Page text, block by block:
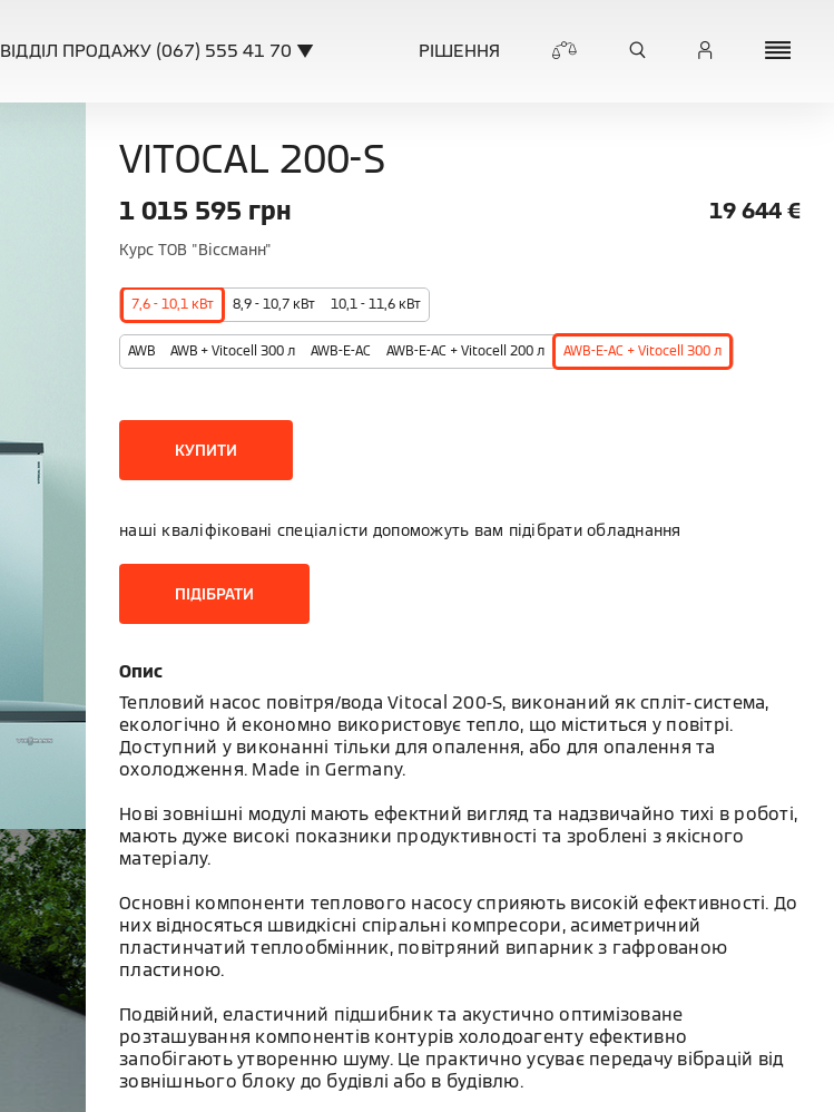
ВІДДІЛ ПРОДАЖУ (067) 555 41 70 ▼ РІШЕННЯ
VITOCAL 200-S
1 015 595 грн 19 644 €
Курс ТОВ "Віссманн"
7,6 - 10,1 кВт 8,9 - 10,7 кВт 10,1 - 11,6 кВт
AWB AWB + Vitocell 300 л AWB-E-AC AWB-E-AC + Vitocell 200 л AWB-E-AC + Vitocell 300 л
КУПИТИ
наші кваліфіковані спеціалісти допоможуть вам підібрати обладнання
ПІДІБРАТИ
Опис
Тепловий насос повітря/вода Vitocal 200-S, виконаний як спліт-система,
екологічно й економно використовує тепло, що міститься у повітрі.
Доступний у виконанні тільки для опалення, або для опалення та
охолодження. Made in Germany.
Нові зовнішні модулі мають ефектний вигляд та надзвичайно тихі в роботі,
мають дуже високі показники продуктивності та зроблені з якісного
матеріалу.
Основні компоненти теплового насосу сприяють високій ефективності. До
них відносяться швидкісні спіральні компресори, асиметричний
пластинчатий теплообмінник, повітряний випарник з гафрованою
пластиною.
Подвійний, еластичний підшибник та акустично оптимізоване
розташування компонентів контурів холодоагенту ефективно
запобігають утворенню шуму. Це практично усуває передачу вібрацій від
зовнішнього блоку до будівлі або в будівлю.